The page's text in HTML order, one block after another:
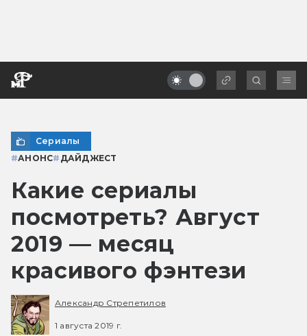
Сериалы
#АНОНС# ДАЙДЖЕСТ
Какие сериалы
посмотреть? Август
2019 — месяц
красивого фэнтези
Александр Стрепетилов
1 августа 2019 г.